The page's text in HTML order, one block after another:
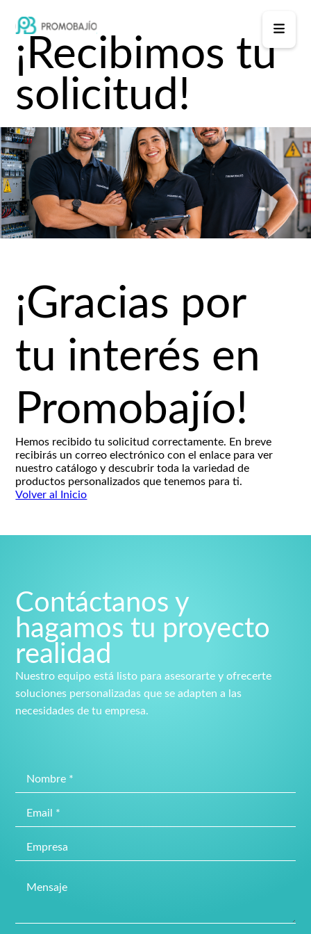
¡Recibimos tu
solicitud!
¡Gracias por
tu interés en
Promobajío!
Hemos recibido tu solicitud correctamente. En breve
recibirás un correo electrónico con el enlace para ver
nuestro catálogo y descubrir toda la variedad de
productos personalizados que tenemos para ti.
Volver al Inicio
Contáctanos y
hagamos tu proyecto
realidad
Nuestro equipo está listo para asesorarte y ofrecerte
soluciones personalizadas que se adapten a las
necesidades de tu empresa.